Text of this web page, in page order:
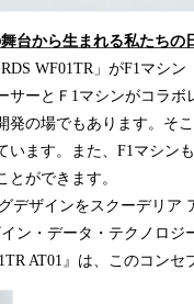
台から生まれる私たちの
WF01TR」がF1マシ
ーとＦ1マシンがコラ
の場でもあります。そ
います。また、F1マシン
ができます。
デザインをスクーデリア
ン・データ・テクノロジ
AT01』は、このコンセ